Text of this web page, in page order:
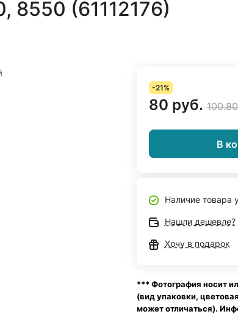
8550 (61112176)
-21%
80 руб.
В
Наличие товара
Нашли дешевле?
Хочу в подарок
*** Фотография носит
(вид упаковки,
может отличаться).